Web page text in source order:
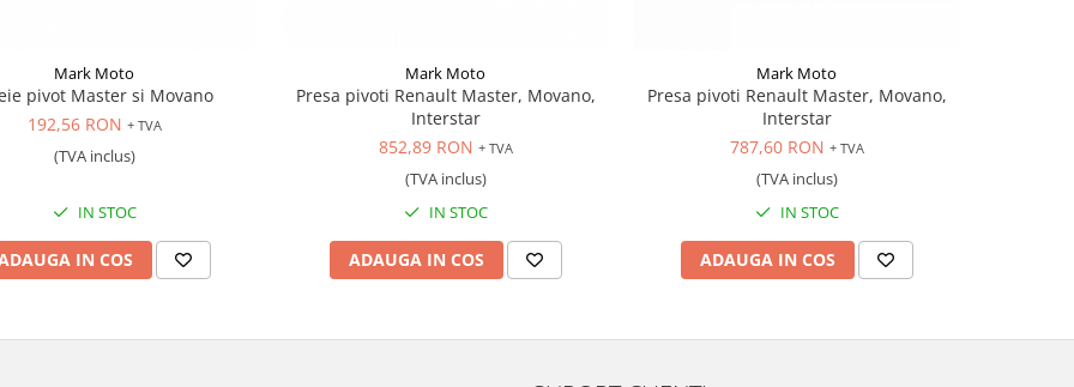
Mark Moto
pivot Master si Movano
192,56 RON + TVA
(TVA inclus)
IN STOC
IN COS
Mark Moto
Presa pivoti Renault Master, Movano,
Interstar
852,89 RON + TVA
(TVA inclus)
IN STOC
ADAUGA IN COS
Mark Moto
Presa pivoti Renault Master, Movano,
Interstar
787,60 RON + TVA
(TVA inclus)
IN STOC
ADAUGA IN COS